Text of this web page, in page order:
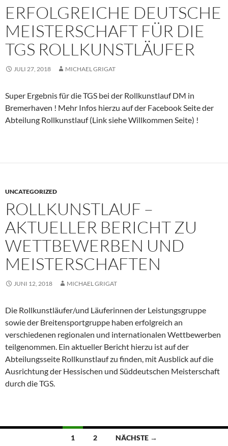
ERFOLGREICHE DEUTSCHE
MEISTERSCHAFT FÜR DIE
TGS ROLLKUNSTLÄUFER
JULI 27, 2018 MICHAEL GRIGAT
Super Ergebnis für die TGS bei der Rollkunstlauf DM in
Bremerhaven ! Mehr Infos hierzu auf der Facebook Seite der
Abteilung Rollkunstlauf (Link siehe Willkommen Seite) !
UNCATEGORIZED
ROLLKUNSTLAUF –
AKTUELLER BERICHT ZU
WETTBEWERBEN UND
MEISTERSCHAFTEN
JUNI 12, 2018 MICHAEL GRIGAT
Die Rollkunstläufer/und Läuferinnen der Leistungsgruppe
sowie der Breitensportgruppe haben erfolgreich an
verschiedenen regionalen und internationalen Wettbewerben
teilgenommen. Ein aktueller Bericht hierzu ist auf der
Abteilungsseite Rollkunstlauf zu finden, mit Ausblick auf die
Ausrichtung der Hessischen und Süddeutschen Meisterschaft
durch die TGS.
Beitragsnavigation
1 2 NÄCHSTE →